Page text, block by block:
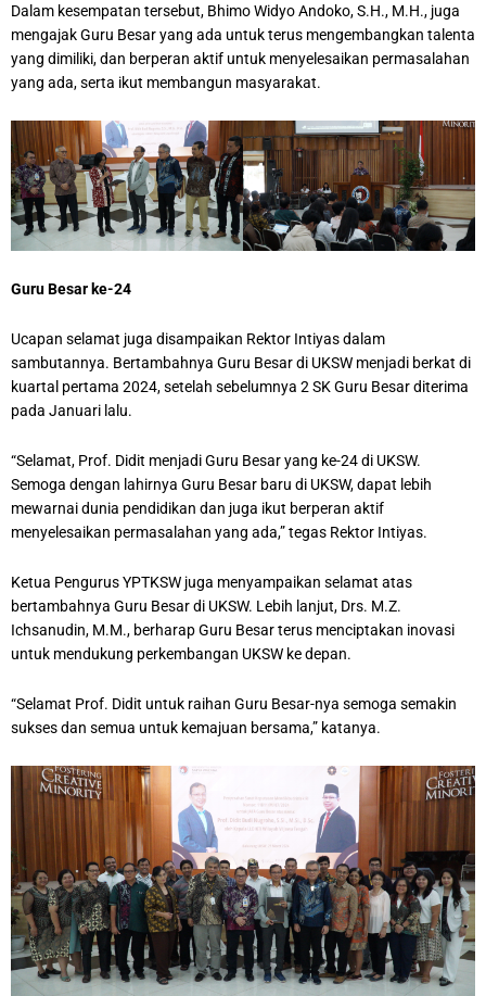
Dalam kesempatan tersebut, Bhimo Widyo Andoko, S.H., M.H., juga
mengajak Guru Besar yang ada untuk terus mengembangkan talenta
yang dimiliki, dan berperan aktif untuk menyelesaikan permasalahan
yang ada, serta ikut membangun masyarakat.
Guru Besar ke-24
Ucapan selamat juga disampaikan Rektor Intiyas dalam
sambutannya. Bertambahnya Guru Besar di UKSW menjadi berkat di
kuartal pertama 2024, setelah sebelumnya 2 SK Guru Besar diterima
pada Januari lalu.
“Selamat, Prof. Didit menjadi Guru Besar yang ke-24 di UKSW.
Semoga dengan lahirnya Guru Besar baru di UKSW, dapat lebih
mewarnai dunia pendidikan dan juga ikut berperan aktif
menyelesaikan permasalahan yang ada,” tegas Rektor Intiyas.
Ketua Pengurus YPTKSW juga menyampaikan selamat atas
bertambahnya Guru Besar di UKSW. Lebih lanjut, Drs. M.Z.
Ichsanudin, M.M., berharap Guru Besar terus menciptakan inovasi
untuk mendukung perkembangan UKSW ke depan.
“Selamat Prof. Didit untuk raihan Guru Besar-nya semoga semakin
sukses dan semua untuk kemajuan bersama,” katanya.